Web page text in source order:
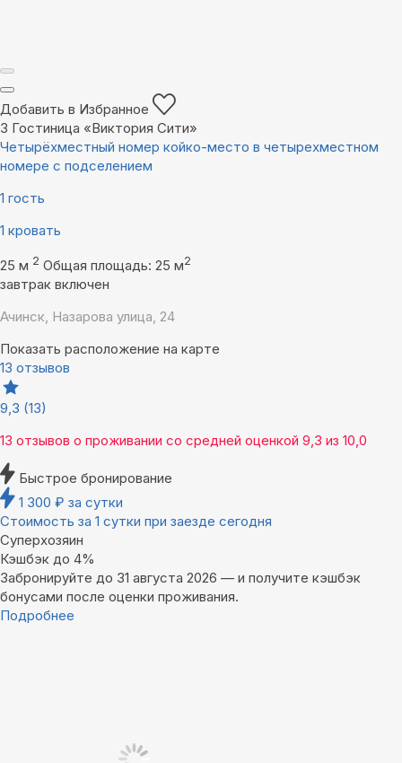
Добавить в Избранное
3 Гостиница «Виктория Сити»
Четырёхместный номер койко-место в четырехместном
номере с подселением
1 гость
1 кровать
25 м 2 Общая площадь: 25 м2
завтрак включен
Ачинск, Назарова улица, 24
Показать расположение на карте
13 отзывов
9,3 (13)
13 отзывов о проживании со средней оценкой 9,3 из 10,0
Быстрое бронирование
1 300 ₽ за сутки
Стоимость за 1 сутки при заезде сегодня
Суперхозяин
Кэшбэк до 4%
Забронируйте до 31 августа 2026 — и получите кэшбэк
бонусами после оценки проживания.
Подробнее